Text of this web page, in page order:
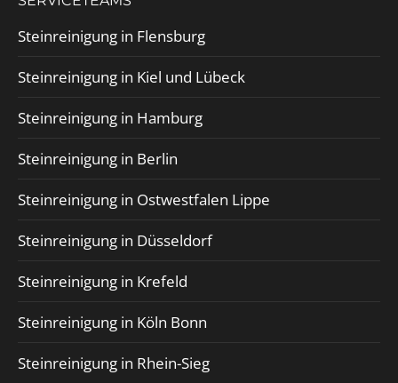
Steinreinigung in Flensburg
Steinreinigung in Kiel und Lübeck
Steinreinigung in Hamburg
Steinreinigung in Berlin
Steinreinigung in Ostwestfalen Lippe
Steinreinigung in Düsseldorf
Steinreinigung in Krefeld
Steinreinigung in Köln Bonn
Steinreinigung in Rhein-Sieg